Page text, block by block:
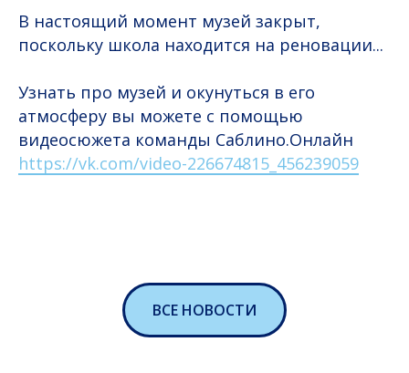
В настоящий момент музей закрыт,
поскольку школа находится на реновации...
Узнать про музей и окунуться в его
атмосферу вы можете с помощью
видеосюжета команды Саблино.Онлайн
https://vk.com/video-226674815_456239059
ВСЕ НОВОСТИ